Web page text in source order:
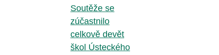
Soutěže se
zúčastnilo
celkově devět
škol Ústeckého